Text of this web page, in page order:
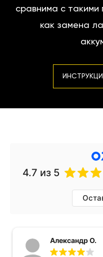
сравнима с
как замена
4.7 из 5
Александр О.